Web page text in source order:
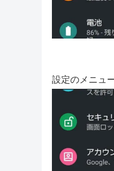
設定のメニュ